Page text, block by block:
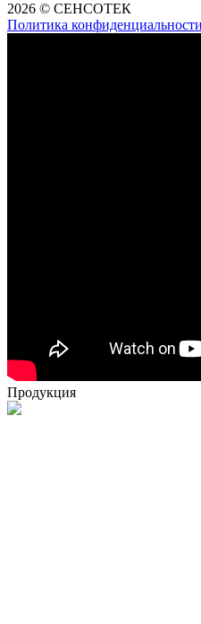
2026 © СЕНСОТЕК
Политика конфиденциальности
Продукция